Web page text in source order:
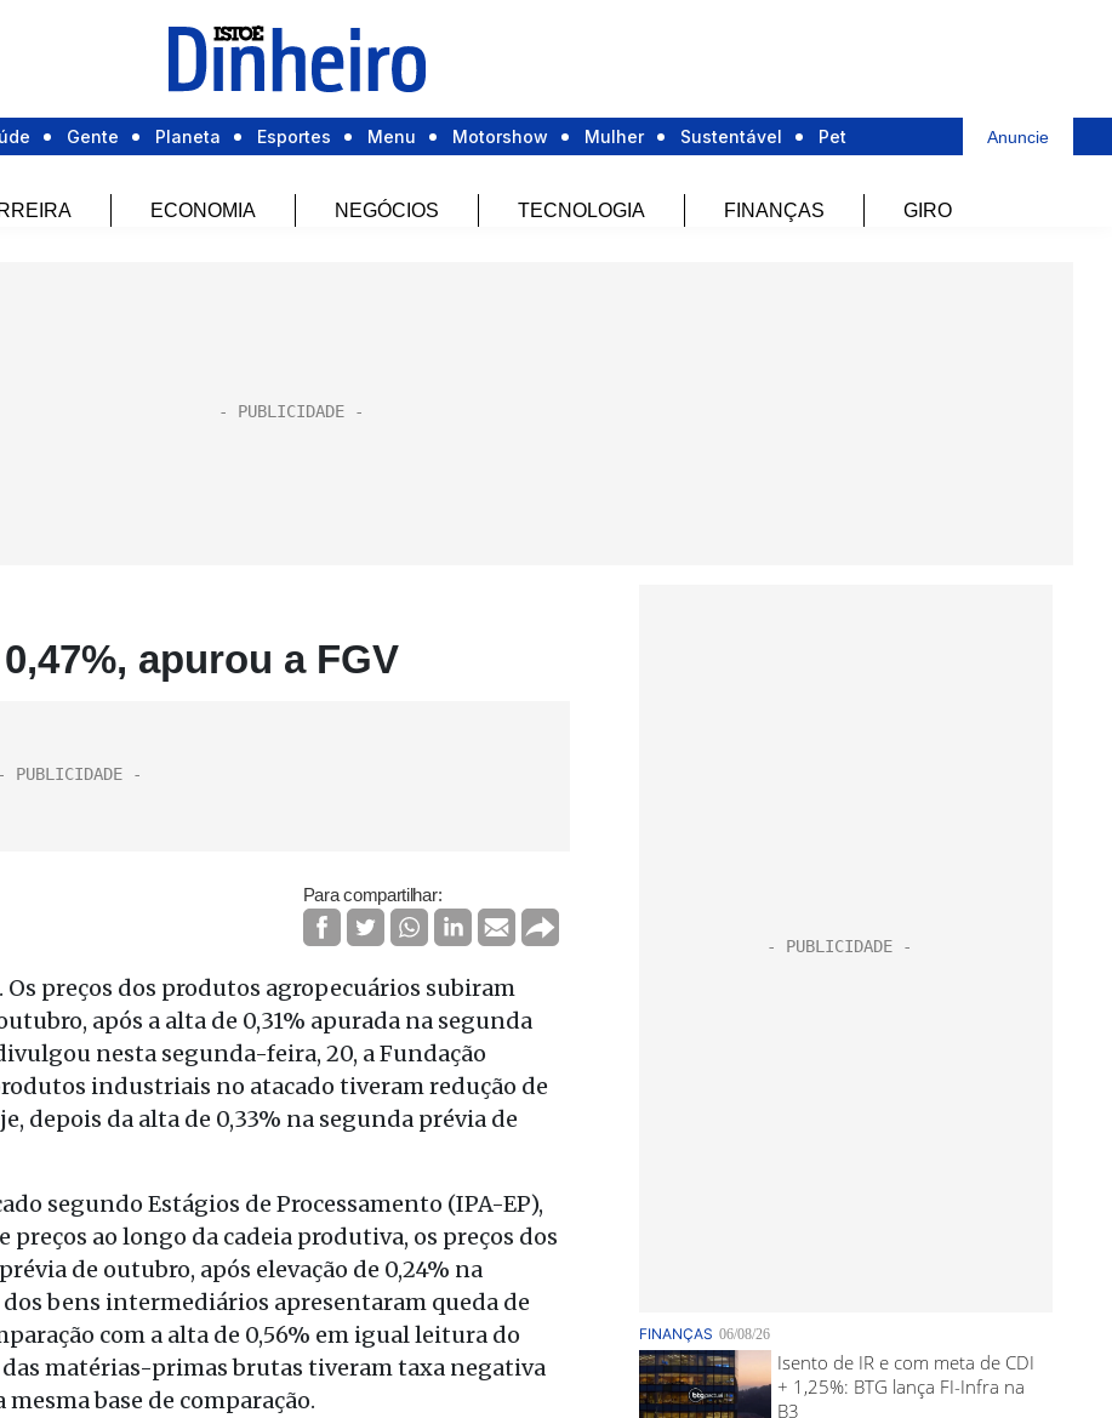
Gente Planeta Esportes Menu Motorshow Mulher Sustentável Pet Anuncie
ECONOMIA NEGÓCIOS TECNOLOGIA FINANÇAS GIRO
apurou a FGV
Para compartilhar:
preços dos produtos agropecuários subiram
após a alta de 0,31% apurada na segunda
nesta segunda-feira, 20, a Fundação
industriais no atacado tiveram redução de
depois da alta de 0,33% na segunda prévia de
segundo Estágios de Processamento (IPA-EP),
ao longo da cadeia produtiva, os preços dos
de outubro, após elevação de 0,24% na
bens intermediários apresentaram queda de
com a alta de 0,56% em igual leitura do
matérias-primas brutas tiveram taxa negativa
mesma base de comparação.